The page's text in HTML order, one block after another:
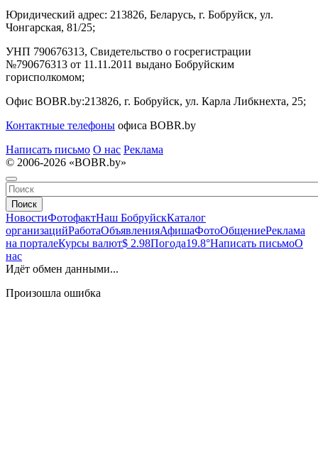
Юридический адрес: 213826, Беларусь, г. Бобруйск, ул.
Чонгарская, 81/25;
УНП 790676313, Свидетельство о госрегистрации
№790676313 от 11.11.2011 выдано Бобруйским
горисполкомом;
Офис BOBR.by:213826, г. Бобруйск, ул. Карла Либкнехта, 25;
Контактные телефоны офиса BOBR.by
Написать письмо О нас Реклама
© 2006-2026 «BOBR.by»
Поиск
НовостиФотофактНаш БобруйскКаталог
организацийРаботаОбъявленияАфишаФотоОбщениеРеклама
на порталеКурсы валют$ 2.98Погода19.8°Написать письмоО
нас
Идёт обмен данными...
Произошла ошибка